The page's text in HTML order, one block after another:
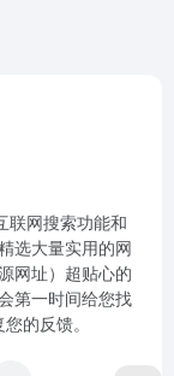
联网搜索功能和
选大量实用的网
网址）超贴心的
第一时间给您找
的反馈。